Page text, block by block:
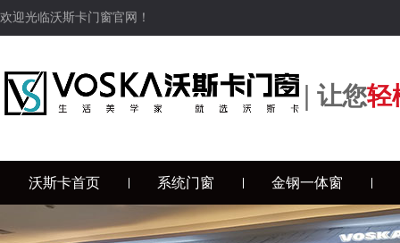
欢迎光临沃斯卡门窗官网！
| 让您轻
沃斯卡首页 系统门窗 金钢一体窗